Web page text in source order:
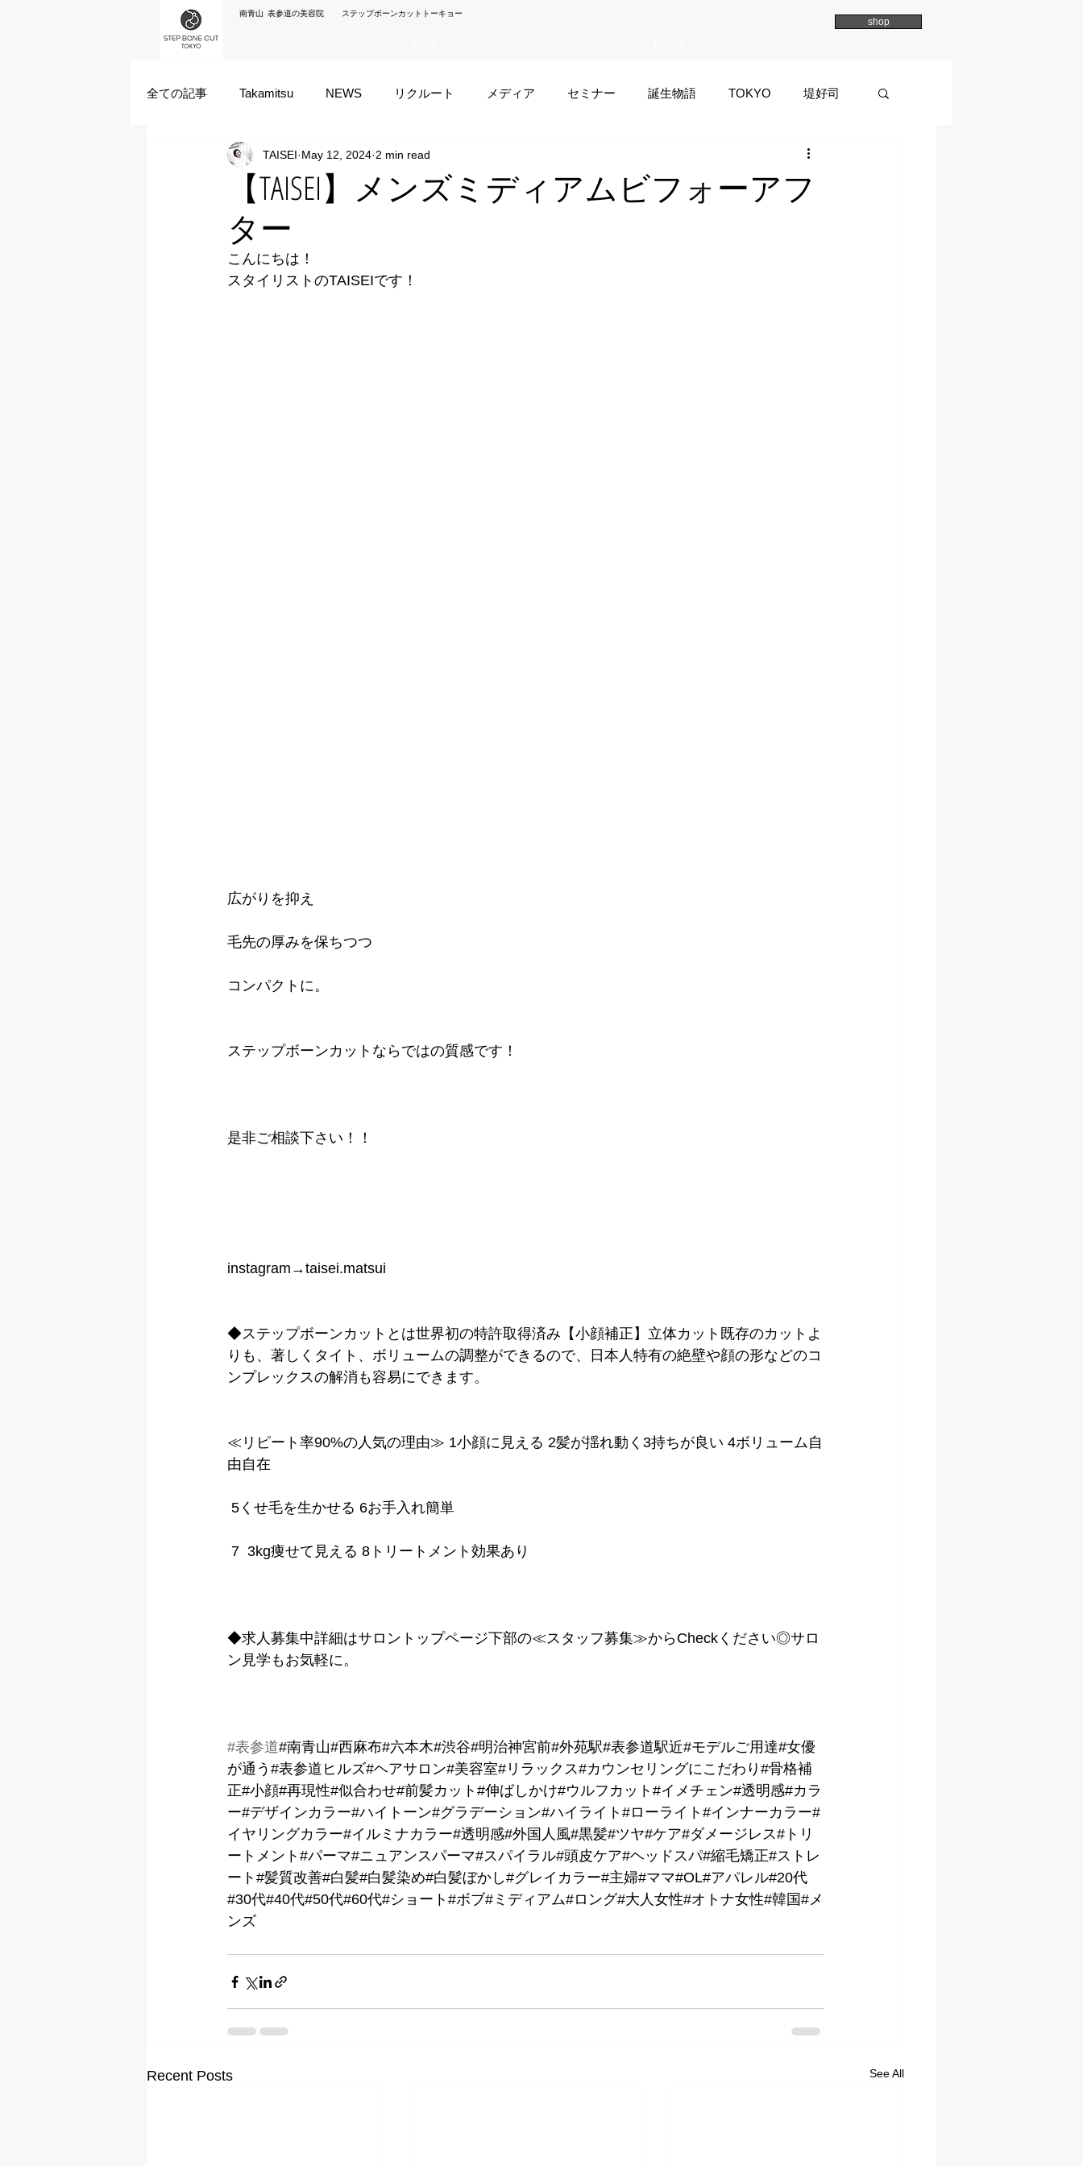
南青山 表参道の美容院 ステップボーンカットトーキョー
shop
全ての記事 Takamitsu NEWS リクルート メディア セミナー 誕生物語 TOKYO 堤好司
Akane Kanda HAYATO 夏菜 TAISEI イマイマユ
ズシヒロヤ
【TAISEI】メンズミディアムビフォーアフ
ター
TAISEI May 12, 2024 2 min read
こんにちは！
スタイリストのTAISEIです！
広がりを抑え
毛先の厚みを保ちつつ
コンパクトに。
ステップボーンカットならではの質感です！
是非ご相談下さい！！
instagram→taisei.matsui
◆ステップボーンカットとは世界初の特許取得済み【小顔補正】立体カット既存のカットよ
りも、著しくタイト、ボリュームの調整ができるので、日本人特有の絶壁や顔の形などのコ
ンプレックスの解消も容易にできます。
≪リピート率90%の人気の理由≫ 1小顔に見える 2髪が揺れ動く3持ちが良い 4ボリューム自
由自在
5くせ毛を生かせる 6お手入れ簡単
7  3kg痩せて見える 8トリートメント効果あり
◆求人募集中詳細はサロントップページ下部の≪スタッフ募集≫からCheckください◎サロ
ン見学もお気軽に。
#表参道#南青山#西麻布#六本木#渋谷#明治神宮前#外苑駅#表参道駅近#モデルご用達#女優
が通う#表参道ヒルズ#ヘアサロン#美容室#リラックス#カウンセリングにこだわり#骨格補
正#小顔#再現性#似合わせ#前髪カット#伸ばしかけ#ウルフカット#イメチェン#透明感#カラ
ー#デザインカラー#ハイトーン#グラデーション#ハイライト#ローライト#インナーカラー#
イヤリングカラー#イルミナカラー#透明感#外国人風#黒髪#ツヤ#ケア#ダメージレス#トリ
ートメント#パーマ#ニュアンスパーマ#スパイラル#頭皮ケア#ヘッドスパ#縮毛矯正#ストレ
ート#髪質改善#白髪#白髪染め#白髪ぼかし#グレイカラー#主婦#ママ#OL#アパレル#20代
#30代#40代#50代#60代#ショート#ボブ#ミディアム#ロング#大人女性#オトナ女性#韓国#メ
ンズ
Recent Posts See All